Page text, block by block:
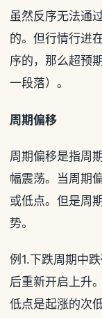
虽然反序无法通
的。但行情行进
序的，那么超预
一段落）。
周期偏移
周期偏移是指周
幅震荡。当周期
或低点。但是周
势。
例1.下跌周期中
后重新开启上升
低点是起涨的次